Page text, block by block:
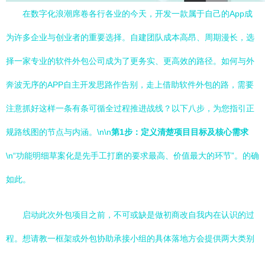
在数字化浪潮席卷各行各业的今天，开发一款属于自己的App成
为许多企业与创业者的重要选择。自建团队成本高昂、周期漫长，选
择一家专业的软件外包公司成为了更务实、更高效的路径。如何与外
奔波无序的APP自主开发思路作告别，走上借助软件外包的路，需要
注意抓好这样一条有条可循全过程推进战线？以下八步，为您指引正
规路线图的节点与内涵。\n\n第1步：定义清楚项目目标及核心需求
\n“功能明细草案化是先手工打磨的要求最高、价值最大的环节”。的确
如此。
启动此次外包项目之前，不可或缺是做初商改自我内在认识的过
程。想请教一框架或外包协助承接小组的具体落地方会提供两大类别